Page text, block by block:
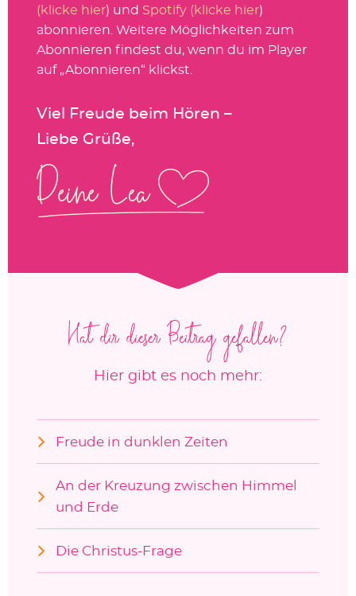
(klicke hier) und Spotify (klicke hier)
abonnieren. Weitere Möglichkeiten zum
Abonnieren findest du, wenn du im Player
auf „Abonnieren“ klickst.
Viel Freude beim Hören –
Liebe Grüße,
Hat dir dieser Beitrag gefallen?
Hier gibt es noch mehr:
Freude in dunklen Zeiten
An der Kreuzung zwischen Himmel
und Erde
Die Christus-Frage